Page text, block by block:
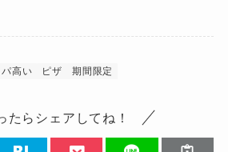
パ高い ピザ 期間限定
たらシェアしてね！